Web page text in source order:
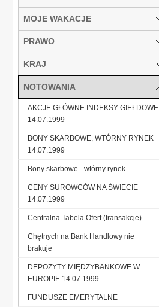
MOJE WAKACJE
PRAWO
KRAJ
NOTOWANIA
AKCJE GŁÓWNE INDEKSY GIEŁDOWE
14.07.1999
BONY SKARBOWE, WTÓRNY RYNEK
14.07.1999
Bony skarbowe - wtórny rynek
CENY SUROWCÓW NA ŚWIECIE
14.07.1999
Centralna Tabela Ofert (transakcje)
Chętnych na Bank Handlowy nie
brakuje
DEPOZYTY MIĘDZYBANKOWE W
EUROPIE 14.07.1999
FUNDUSZE EMERYTALNE